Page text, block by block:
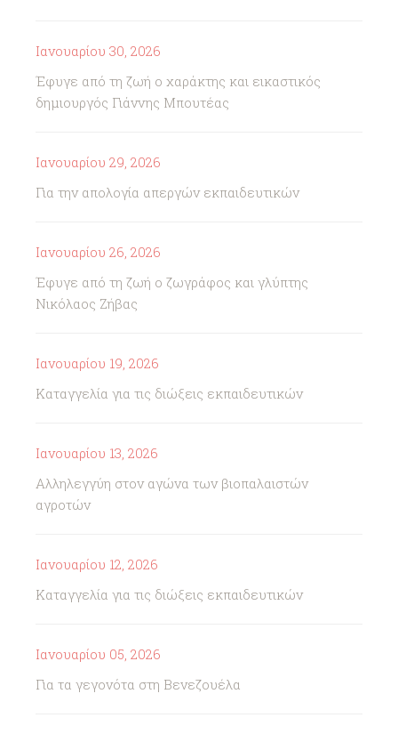
Ιανουαρίου 30, 2026
Έφυγε από τη ζωή ο χαράκτης και εικαστικός
δημιουργός Γιάννης Μπουτέας
Ιανουαρίου 29, 2026
Για την απολογία απεργών εκπαιδευτικών
Ιανουαρίου 26, 2026
Έφυγε από τη ζωή ο ζωγράφος και γλύπτης
Νικόλαος Ζήβας
Ιανουαρίου 19, 2026
Καταγγελία για τις διώξεις εκπαιδευτικών
Ιανουαρίου 13, 2026
Αλληλεγγύη στον αγώνα των βιοπαλαιστών
αγροτών
Ιανουαρίου 12, 2026
Καταγγελία για τις διώξεις εκπαιδευτικών
Ιανουαρίου 05, 2026
Για τα γεγονότα στη Βενεζουέλα